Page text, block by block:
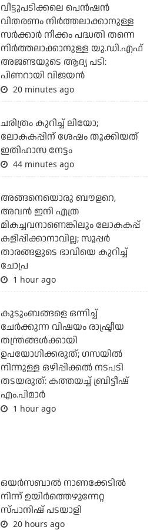
വീട്ടുപടിക്കലെ പെന്‍ഷന്‍
വിതരണം നിര്‍ത്തലാക്കാനുള്ള
സര്‍ക്കാര്‍ നീക്കം പദ്ധതി തന്നെ
നിര്‍ത്തലാക്കാനുള്ള യു.ഡി.എഫ്
അജണ്ടയുടെ ആദ്യ പടി:
പിണറായി വിജയന്‍
20 minutes ago
ചരിത്രം കുറിച്ച് ലിയോ;
ലോകകപ്പിന് ശേഷം തൂക്കിയത്
ഇതിഹാസ നേട്ടം
44 minutes ago
അങ്ങനെയൊരു ബൗളറെ,
അവന്‍ ഇനി എത്ര
മികച്ചവനാണെങ്കിലും ലോകകപ്പ്
കളിപ്പിക്കാനാവില്ല; സൂപ്പര്‍
താരങ്ങളുടെ ഭാവിയെ കുറിച്ച്
ചോപ്ര
1 hour ago
കുടുംബങ്ങളെ ഒന്നിച്ച്
ചേര്‍ക്കുന്ന വിഷയം രാഷ്ട്രീയ
തന്ത്രങ്ങള്‍ക്കായി
ഉപയോഗിക്കരുത്; ഗസയില്‍
നിന്നുള്ള ഒഴിപ്പിക്കല്‍ നടപടി
തടയരുത്: കത്തയച്ച് ബ്രിട്ടീഷ്
എം.പിമാര്‍
1 hour ago
ഒയര്‍സബാൽ നാണക്കേടിൽ
നിന്ന് ഉയിർത്തെഴുന്നേറ്റ
സ്പാനിഷ് പടയാളി
20 hours ago